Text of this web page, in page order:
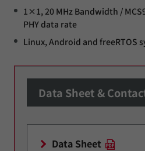
1×1, 20 MHz Bandwidth /
PHY data rate
Linux, Android and freeRTOS
Data Sheet &
Data Sheet